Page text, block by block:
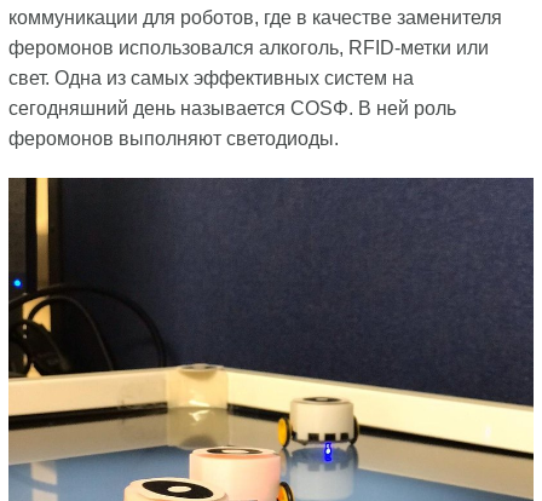
коммуникации для роботов, где в качестве заменителя
феромонов использовался алкоголь, RFID-метки или
свет. Одна из самых эффективных систем на
сегодняшний день называется COSΦ. В ней роль
феромонов выполняют светодиоды.